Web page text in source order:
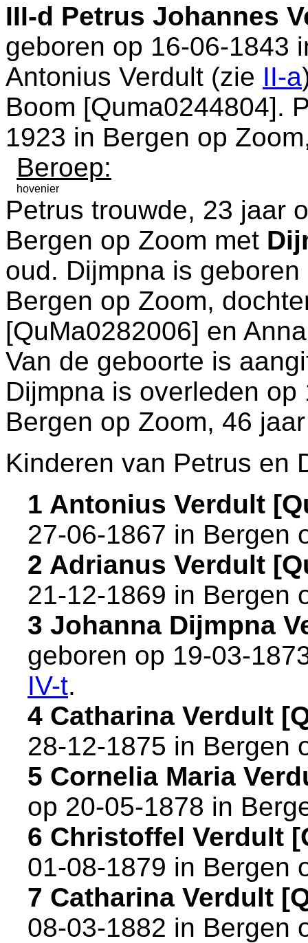
III-d Petrus Johannes
geboren op 16-06-1843
Antonius Verdult (zie II-a
Boom [Quma0244804].
1923 in Bergen op Zoom
Beroep:
hovenier
Petrus trouwde, 23 jaar
Bergen op Zoom met
oud. Dijmpna is
Bergen op Zoom,
[QuMa0282006] en
Van de geboorte is
Dijmpna is overleden op
Bergen op Zoom, 46
Kinderen van Petrus en
1 Antonius Verdult
27-06-1867 in Bergen
2 Adrianus Verdult
21-12-1869 in Bergen
3 Johanna Dijmpna
geboren op 19-03-
IV-t.
4 Catharina Verdult
28-12-1875 in Bergen
5 Cornelia Maria
op 20-05-1878 in
6 Christoffel Verdult
01-08-1879 in Bergen
7 Catharina Verdult
08-03-1882 in Bergen